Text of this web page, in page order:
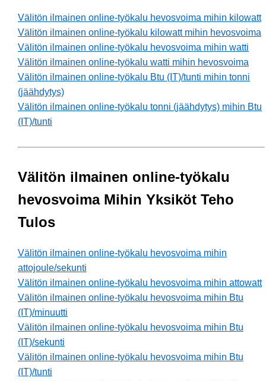
Välitön ilmainen online-työkalu hevosvoima mihin kilowatt
Välitön ilmainen online-työkalu kilowatt mihin hevosvoima
Välitön ilmainen online-työkalu hevosvoima mihin watti
Välitön ilmainen online-työkalu watti mihin hevosvoima
Välitön ilmainen online-työkalu Btu (IT)/tunti mihin tonni
(jäähdytys)
Välitön ilmainen online-työkalu tonni (jäähdytys) mihin Btu
(IT)/tunti
Välitön ilmainen online-työkalu
hevosvoima Mihin Yksiköt Teho
Tulos
Välitön ilmainen online-työkalu hevosvoima mihin
attojoule/sekunti
Välitön ilmainen online-työkalu hevosvoima mihin attowatt
Välitön ilmainen online-työkalu hevosvoima mihin Btu
(IT)/minuutti
Välitön ilmainen online-työkalu hevosvoima mihin Btu
(IT)/sekunti
Välitön ilmainen online-työkalu hevosvoima mihin Btu
(IT)/tunti